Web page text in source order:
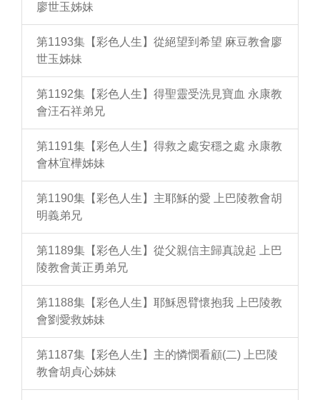
廖世玉姊妹
第1193集【彩色人生】從絕望到希望 麻豆教會廖
世玉姊妹
第1192集【彩色人生】得聖靈受洗見寶血 永康教
會汪石祥弟兄
第1191集【彩色人生】得救之處安穩之處 永康教
會林宜樺姊妹
第1190集【彩色人生】主耶穌的愛 上巴陵教會胡
明義弟兄
第1189集【彩色人生】從父親信主歸真說起 上巴
陵教會黃正勇弟兄
第1188集【彩色人生】耶穌恩臂懷抱我 上巴陵教
會劉愛救姊妹
第1187集【彩色人生】主的憐憫看顧(二) 上巴陵
教會胡貞心姊妹